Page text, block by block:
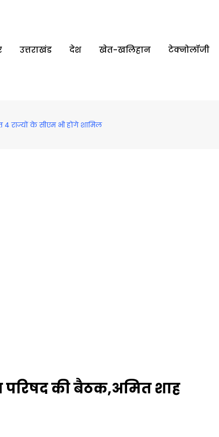
उत्तराखंड देश खेत-खलिहान टेक्नोलॉजी
4 राज्यों के सीएम भी होंगे शामिल
परिषद की बैठक,अमित शाह